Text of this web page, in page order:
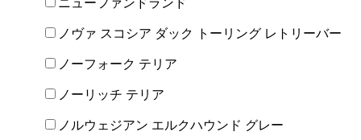
ノヴァ スコシア ダック トーリング レトリーバー
ノーフォーク テリア
ノーリッチ テリア
ノルウェジアン エルクハウンド グレー